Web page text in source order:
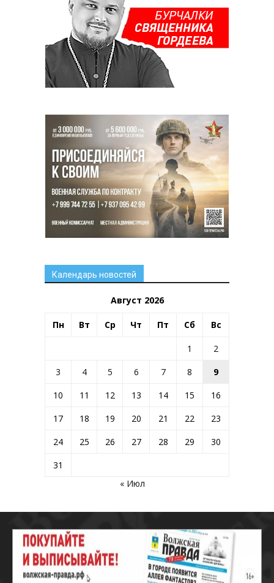
Календарь новостей
Август 2026
Пн Вт Ср Чт Пт Сб Вс
1
2
3
4 5 6 7 8
9
10
11 12 13 14 15
16
17
18 19 20 21 22
23
24
25 26 27 28 29
30
31
« Июл